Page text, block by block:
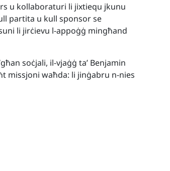
u kollaboraturi li jixtiequ jkunu
partita u kull sponsor se
li jirċievu l-appoġġ mingħand
soċjali, il-vjaġġ ta’ Benjamin
missjoni waħda: li jinġabru n-nies